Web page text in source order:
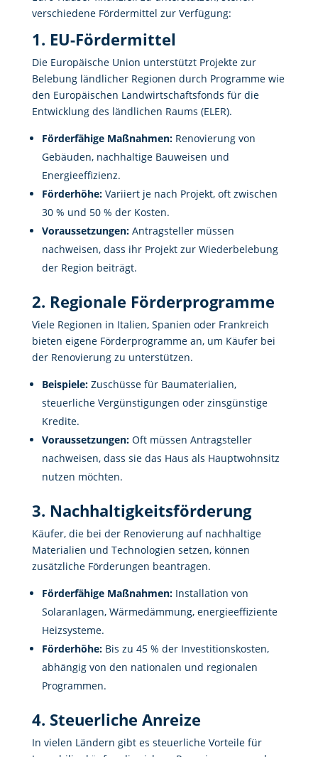
verschiedene Fördermittel zur Verfügung:
1. EU-Fördermittel
Die Europäische Union unterstützt Projekte zur
Belebung ländlicher Regionen durch Programme wie
den Europäischen Landwirtschaftsfonds für die
Entwicklung des ländlichen Raums (ELER).
Förderfähige Maßnahmen:Renovierung von
Gebäuden, nachhaltige Bauweisen und
Energieeffizienz.
Förderhöhe:Variiert je nach Projekt, oft zwischen
30 % und 50 % der Kosten.
Voraussetzungen:Antragsteller müssen
nachweisen, dass ihr Projekt zur Wiederbelebung
der Region beiträgt.
2. Regionale Förderprogramme
Viele Regionen in Italien, Spanien oder Frankreich
bieten eigene Förderprogramme an, um Käufer bei
der Renovierung zu unterstützen.
Beispiele:Zuschüsse für Baumaterialien,
steuerliche Vergünstigungen oder zinsgünstige
Kredite.
Voraussetzungen:Oft müssen Antragsteller
nachweisen, dass sie das Haus als Hauptwohnsitz
nutzen möchten.
3. Nachhaltigkeitsförderung
Käufer, die bei der Renovierung auf nachhaltige
Materialien und Technologien setzen, können
zusätzliche Förderungen beantragen.
Förderfähige Maßnahmen:Installation von
Solaranlagen, Wärmedämmung, energieeffiziente
Heizsysteme.
Förderhöhe:Bis zu 45 % der Investitionskosten,
abhängig von den nationalen und regionalen
Programmen.
4. Steuerliche Anreize
In vielen Ländern gibt es steuerliche Vorteile für